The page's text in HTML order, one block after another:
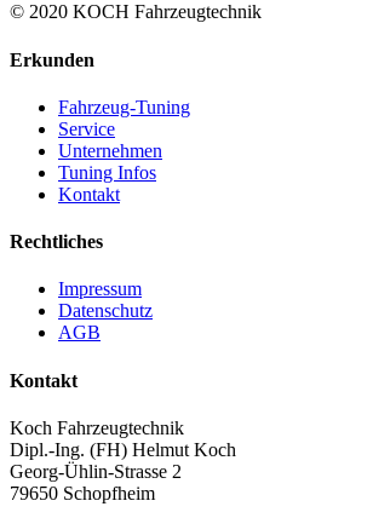
© 2020 KOCH Fahrzeugtechnik
Erkunden
Fahrzeug-Tuning
Service
Unternehmen
Tuning Infos
Kontakt
Rechtliches
Impressum
Datenschutz
AGB
Kontakt
Koch Fahrzeugtechnik
Dipl.-Ing. (FH) Helmut Koch
Georg-Ühlin-Strasse 2
79650 Schopfheim